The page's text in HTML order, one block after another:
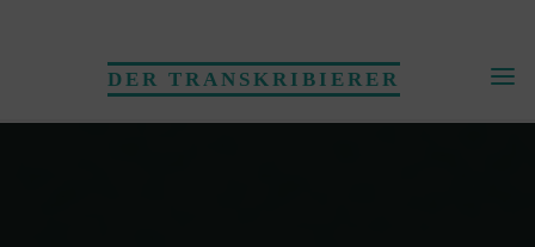
DER TRANSKRIBIERER